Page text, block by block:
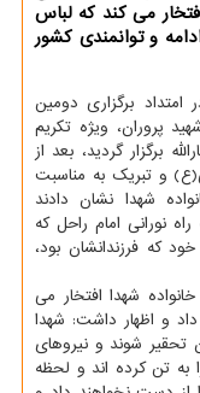
می کند که لباس
و توانمندی کشور
۲۲ شهریور ماه در امتداد برگزاری دومین
پروران، ویژه تکریم
برگزار گردید، بعد از
و تبریک به مناسبت
شهدا نشان دادند
نورانی امام راحل که
که فرزندانشان بود،
شهدا افتخار می
و اظهار داشت: شهدا
تحقیر شوند و نیروهای
به تن کرده اند و لحظه